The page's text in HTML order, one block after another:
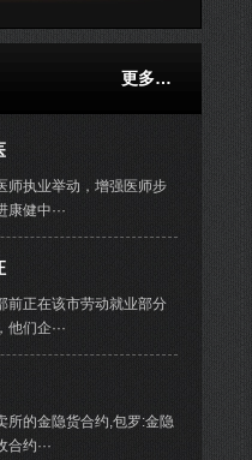
更多…
师执业举动，增强医师步
健中···
前正在该市劳动就业部分
们企···
所的金隐货合约,包罗:金隐
约···